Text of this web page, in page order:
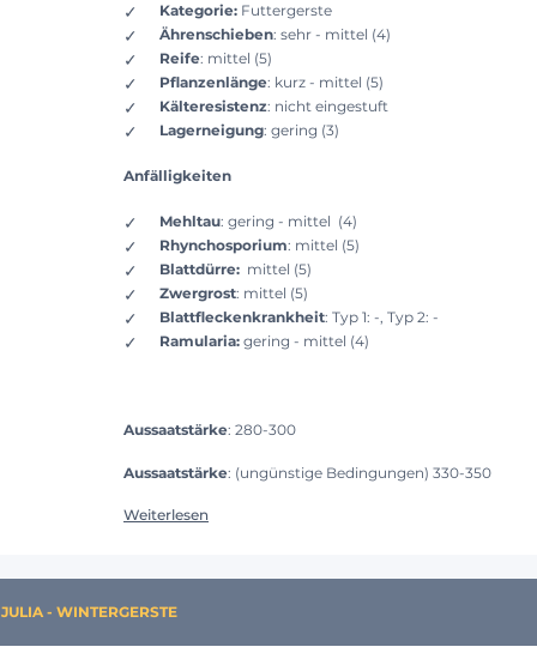
Kategorie: Futtergerste
Ährenschieben: sehr - mittel (4)
Reife: mittel (5)
Pflanzenlänge: kurz - mittel (5)
Kälteresistenz: nicht eingestuft
Lagerneigung: gering (3)
Anfälligkeiten
Mehltau: gering - mittel (4)
Rhynchosporium: mittel (5)
Blattdürre: mittel (5)
Zwergrost: mittel (5)
Blattfleckenkrankheit: Typ 1: -, Typ 2: -
Ramularia: gering - mittel (4)
Aussaatstärke: 280-300
Aussaatstärke: (ungünstige Bedingungen) 330-350
Weiterlesen
JULIA - WINTERGERSTE